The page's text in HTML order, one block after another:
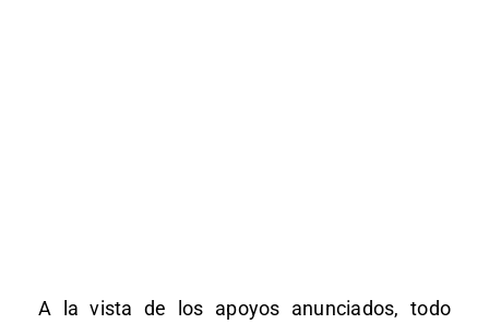
A la vista de los apoyos anunciados, todo